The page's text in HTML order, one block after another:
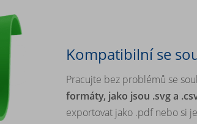
Kompatibilní se
Pracujte bez problémů se
formáty, jako jsou .svg a
exportovat jako .pdf nebo si